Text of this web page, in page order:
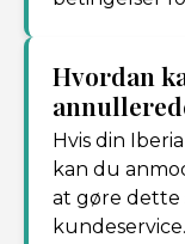
Hvordan
Hvis din
kan du
at gøre dette